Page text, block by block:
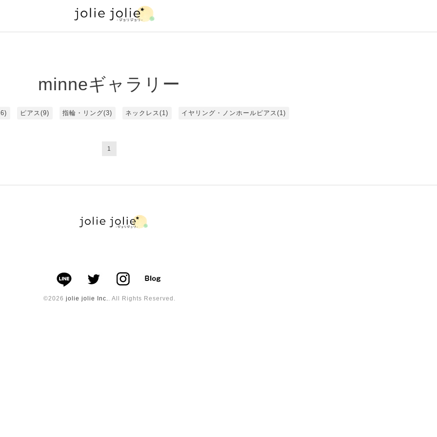
minneギャラリー
ピアス(9) 指輪・リング(3) ネックレス(1) イヤリング・ノンホールピアス(1)
1
©2026 jolie jolie Inc.. All Rights Reserved.